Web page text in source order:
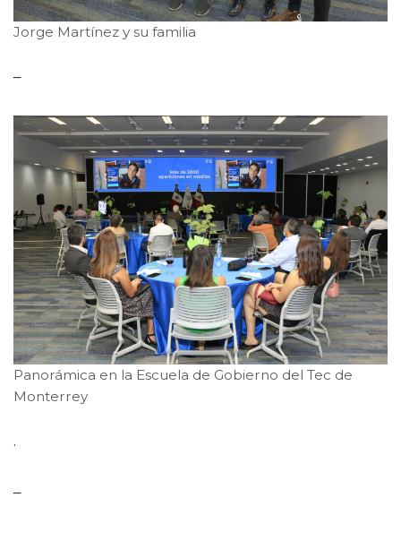
Jorge Martínez y su familia
–
Panorámica en la Escuela de Gobierno del Tec de
Monterrey
.
–